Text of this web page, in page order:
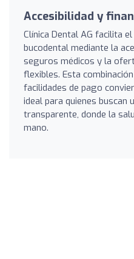
Accesibilidad y
Clínica Dental AG facilita
bucodental mediante la
seguros médicos y la
flexibles. Esta
facilidades de pago
ideal para quienes buscan
transparente, donde la
mano.